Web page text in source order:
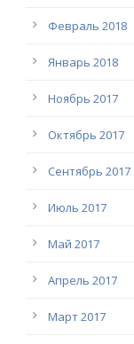
Февраль 2018
Январь 2018
Ноябрь 2017
Октябрь 2017
Сентябрь 2017
Июль 2017
Май 2017
Апрель 2017
Март 2017